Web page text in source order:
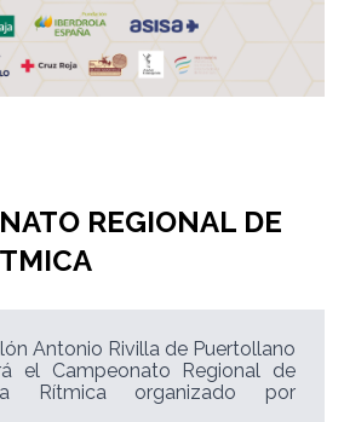
REGIONAL DE
Antonio Rivilla de Puertollano
el Campeonato Regional de
Rítmica organizado por